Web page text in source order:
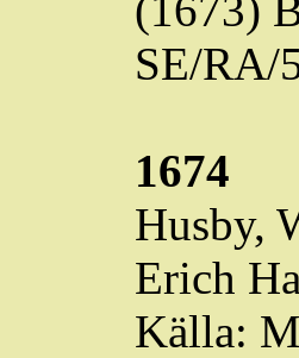
SE/RA/
1674
Husby,
Erich
Källa: